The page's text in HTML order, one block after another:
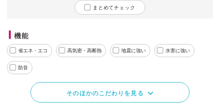
まとめてチェック
機能
省エネ・エコ 高気密・高断熱 地震に強い 水害に強い
防音
そのほかのこだわりを見る